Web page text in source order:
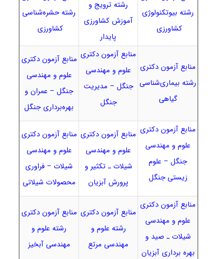
رشته بیوتکنولوژی
کشاورزی
رشته ترویج و
آموزش کشاورزی
پایدار
رشته حشره‌شناسی
کشاورزی
منابع آزمون دکتری
رشته بیماری‌شناسی
گیاهی
منابع آزمون دکتری
علوم و مهندسی
جنگل – مدیریت
جنگل
منابع آزمون دکتری
علوم و مهندسی
جنگل – عمران و
بهره‌برداری جنگل
منابع آزمون دکتری
علوم و مهندسی
جنگل – علوم
زیستی جنگل
منابع آزمون دکتری
علوم و مهندسی
شیلات ـ تکثیر و
پرورش آبزیان
منابع آزمون دکتری
علوم و مهندسی
شیلات – فراوری
محصولات شیلاتی
منابع آزمون دکتری
علوم و مهندسی
شیلات ـ صید و
بهره برداری آبزیان
منابع آزمون دکتری
رشته علوم و
مهندسی مرتع
منابع آزمون دکتری
رشته علوم و
مهندسی آبخیز